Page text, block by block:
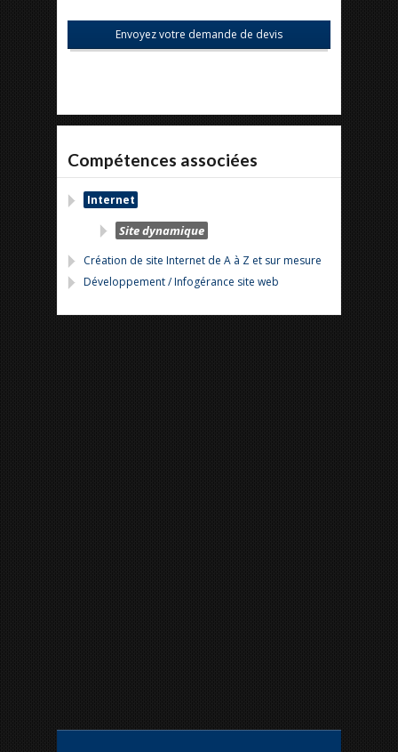
Compétences associées
Internet
Site dynamique
Création de site Internet de A à Z et sur mesure
Développement / Infogérance site web